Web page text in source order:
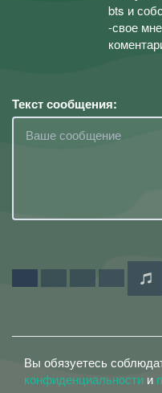
bts и
-свое
Текст сообщения:
Вы обязуетесь
конфиденциальности и